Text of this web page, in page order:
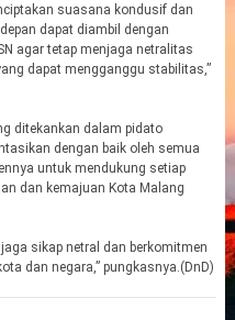
suasana kondusif dan
dapat diambil dengan
agar tetap menjaga netralitas
dapat mengganggu stabilitas,”
ditekankan dalam pidato
dengan baik oleh semua
untuk mendukung setiap
dan kemajuan Kota Malang
sikap netral dan berkomitmen
dan negara,” pungkasnya.(DnD)